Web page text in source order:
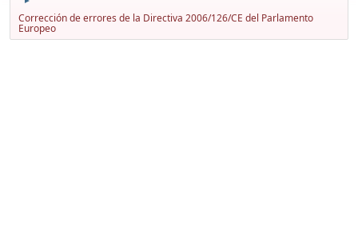
Corrección de errores de la Directiva 2006/126/CE del Parlamento
Europeo